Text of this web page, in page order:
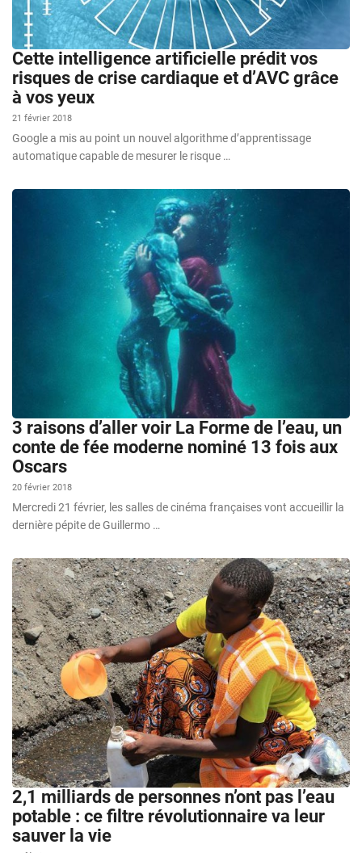
Cette intelligence artificielle prédit vos
risques de crise cardiaque et d’AVC grâce
à vos yeux
21 février 2018
Google a mis au point un nouvel algorithme d’apprentissage
automatique capable de mesurer le risque …
3 raisons d’aller voir La Forme de l’eau, un
conte de fée moderne nominé 13 fois aux
Oscars
20 février 2018
Mercredi 21 février, les salles de cinéma françaises vont accueillir la
dernière pépite de Guillermo …
2,1 milliards de personnes n’ont pas l’eau
potable : ce filtre révolutionnaire va leur
sauver la vie